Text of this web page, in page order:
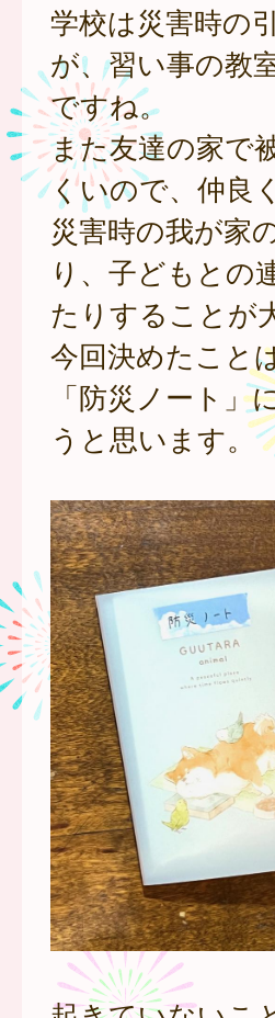
学校は災害時の
が、習い事の教
ですね。
また友達の家で
くいので、仲良
災害時の我が家
り、子どもとの
たりすることが
今回決めたこと
「防災ノート
うと思います。